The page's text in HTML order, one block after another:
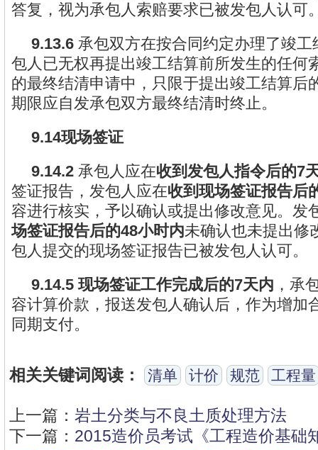
答复，视为承包人索赔要求已被发包人认可
9.13.6 承包双方在按合同约定办理了竣
包人已无权再提出竣工结算前所发生的任何
的最终结清申请中，只限于提出竣工结算后
期限应自发承包双方最终结清时终止。
9.14现场签证
9.14.2 承包人应在收到发包人指令后的7
签证报告，发包人应在收到现场签证报告后
容进行核实，予以确认或提出修改意见。发
场签证报告后的48小时内未确认也未提出修
包人提交的现场签证报告已被发包人认可。
9.14.5现场签证工作完成后的7天内 ，承
容计算价款，报送发包人确认后，作为增加
同期支付。
相关关键词阅读： 清单 计价 规范 工程量
上一篇： 岩土分类与不良土质处理方法
下一篇： 2015造价员考试《工程造价基础